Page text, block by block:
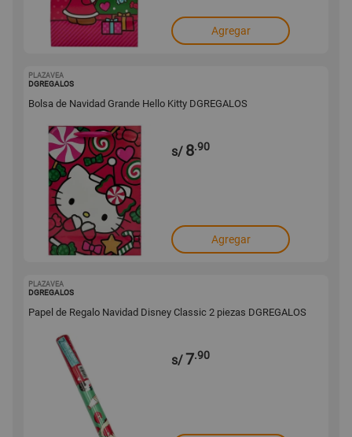
Agregar
PLAZAVEA
DGREGALOS
Bolsa de Navidad Grande Hello Kitty DGREGALOS
s/ 8.90
Agregar
PLAZAVEA
DGREGALOS
Papel de Regalo Navidad Disney Classic 2 piezas DGREGALOS
s/7.90